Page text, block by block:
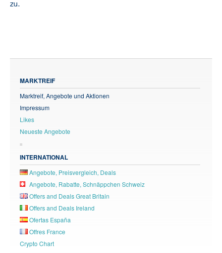
zu.
MARKTREIF
Marktreif, Angebote und Aktionen
Impressum
Likes
Neueste Angebote
INTERNATIONAL
Angebote, Preisvergleich, Deals
Angebote, Rabatte, Schnäppchen Schweiz
Offers and Deals Great Britain
Offers and Deals Ireland
Ofertas España
Offres France
Crypto Chart